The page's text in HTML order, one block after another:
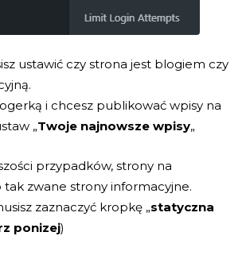
ustawić czy strona jest blogiem czy
i chcesz publikować wpisy na
„Twoje najnowsze wpisy„
przypadków, strony na
tak zwane strony informacyjne.
zaznaczyć kropkę „statyczna
ponizej)